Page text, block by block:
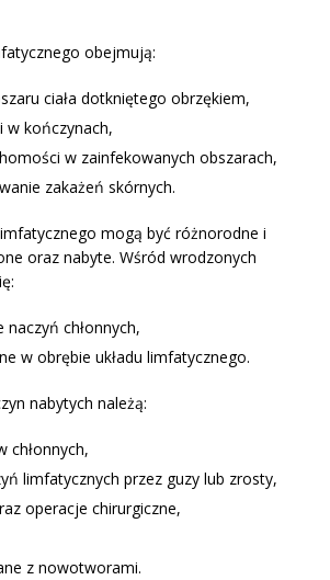
obejmują:
ciała dotkniętego obrzękiem,
w kończynach,
w zainfekowanych obszarach,
zakażeń skórnych.
mogą być różnorodne i
oraz nabyte. Wśród wrodzonych
chłonnych,
w obrębie układu limfatycznego.
nabytych należą:
chłonnych,
limfatycznych przez guzy lub zrosty,
operacje chirurgiczne,
z nowotworami.